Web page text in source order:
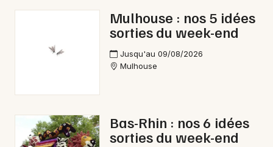
Choisir mes départements
Mulhouse : nos 5 idées
sorties du week-end
Jusqu'au 09/08/2026
Mulhouse
Bas-Rhin : nos 6 idées
sorties du week-end